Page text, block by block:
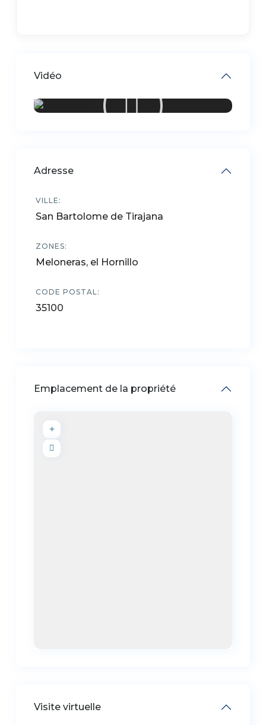
Vidéo
Adresse
VILLE:
San Bartolome de Tirajana
ZONES:
Meloneras, el Hornillo
CODE POSTAL:
35100
Emplacement de la propriété
Visite virtuelle